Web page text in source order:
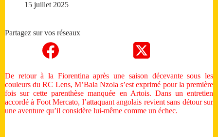
15 juillet 2025
Partagez sur vos réseaux
De retour à la Fiorentina après une saison décevante sous les
couleurs du RC Lens, M’Bala Nzola s’est exprimé pour la première
fois sur cette parenthèse manquée en Artois. Dans un entretien
accordé à Foot Mercato, l’attaquant angolais revient sans détour sur
une aventure qu’il considère lui-même comme un échec.